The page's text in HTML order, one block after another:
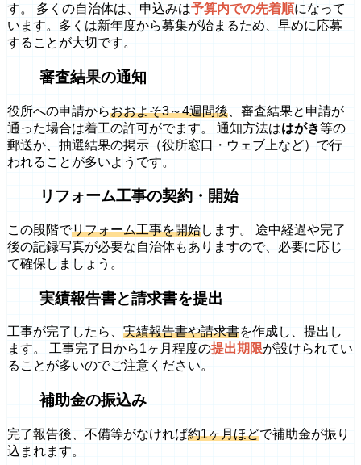
す。 多くの自治体は、申込みは予算内での先着順になって
います。多くは新年度から募集が始まるため、早めに応募
することが大切です。
審査結果の通知
役所への申請からおおよそ3～4週間後 、審査結果と申請が
通った場合は着工の許可がでます。 通知方法ははがき等の
郵送か、抽選結果の掲示（役所窓口・ウェブ上など）で行
われることが多いようです。
リフォーム工事の契約・開始
この段階でリフォーム工事を開始します。 途中経過や完了
後の記録写真が必要な自治体もありますので、必要に応じ
て確保しましょう。
実績報告書と請求書を提出
工事が完了したら、 実績報告書や請求書を作成し、提出し
ます。 工事完了日から1ヶ月程度の提出期限が設けられてい
ることが多いのでご注意ください。
補助金の振込み
完了報告後、不備等がなければ約1ヶ月ほどで補助金が振り
込まれます。